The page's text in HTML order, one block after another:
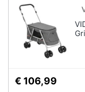
€ 106,99